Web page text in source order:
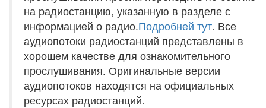
на радиостанцию, указанную в разделе с
информацией о радио.Подробней тут. Все
аудиопотоки радиостанций представлены в
хорошем качестве для ознакомительного
прослушивания. Оригинальные версии
аудиопотоков находятся на официальных
ресурсах радиостанций.